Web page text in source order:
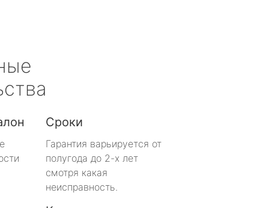
Сроки
Гарантия варьируется от
полугода до 2-х лет
смотря какая
неисправность.